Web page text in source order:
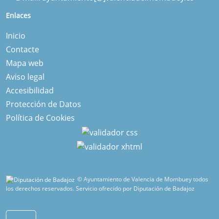
Enlaces
Inicio
Contacte
Mapa web
Aviso legal
Accesibilidad
Protección de Datos
Política de Cookies
© Ayuntamiento de Valencia de Mombuey todos
los derechos reservados.Servicio ofrecido por Diputación de Badajoz